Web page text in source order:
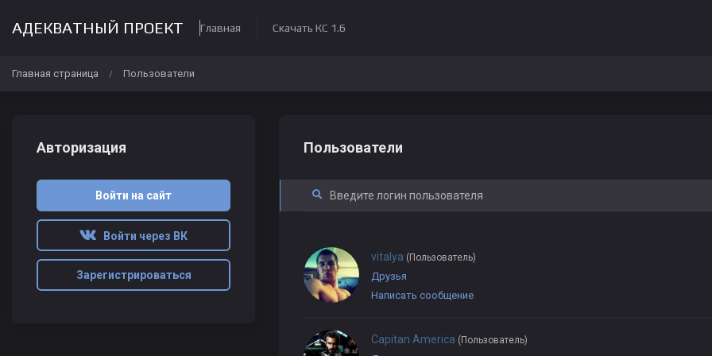
АДЕКВАТНЫЙ ПРОЕКТ Главная Скачать КС 1.6
Главная страница / Пользователи
Пользователи
vitalya (Пользователь)
Друзья
Написать сообщение
Capitan America (Пользователь)
Авторизация
Войти на сайт
Войти через ВК
Зарегистрироваться